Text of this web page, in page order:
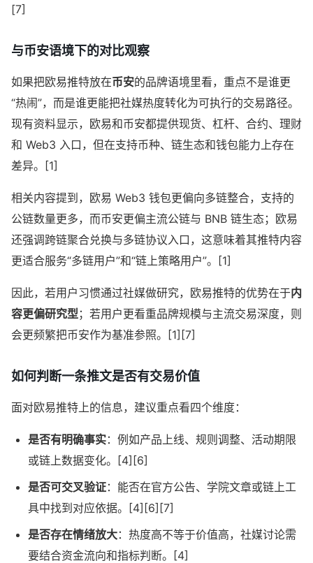
[7]
与币安语境下的对比观察
如果把欧易推特放在币安的品牌语境里看，重点不是谁更
“热闹”，而是谁更能把社媒热度转化为可执行的交易路径。
现有资料显示，欧易和币安都提供现货、杠杆、合约、理财
和 Web3 入口，但在支持币种、链生态和钱包能力上存在
差异。[1]
相关内容提到，欧易 Web3 钱包更偏向多链整合，支持的
公链数量更多，而币安更偏主流公链与 BNB 链生态；欧易
还强调跨链聚合兑换与多链协议入口，这意味着其推特内容
更适合服务“多链用户”和“链上策略用户”。[1]
因此，若用户习惯通过社媒做研究，欧易推特的优势在于内
容更偏研究型；若用户更看重品牌规模与主流交易深度，则
会更频繁把币安作为基准参照。[1][7]
如何判断一条推文是否有交易价值
面对欧易推特上的信息，建议重点看四个维度：
是否有明确事实：例如产品上线、规则调整、活动期限
或链上数据变化。[4][6]
是否可交叉验证：能否在官方公告、学院文章或链上工
具中找到对应依据。[4][6][7]
是否存在情绪放大：热度高不等于价值高，社媒讨论需
要结合资金流向和指标判断。[4]